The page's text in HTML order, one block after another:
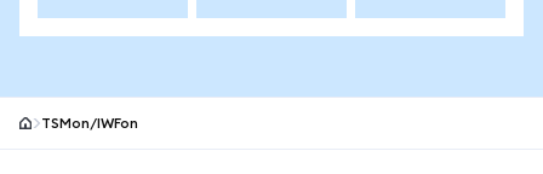
TSMon/IWFon